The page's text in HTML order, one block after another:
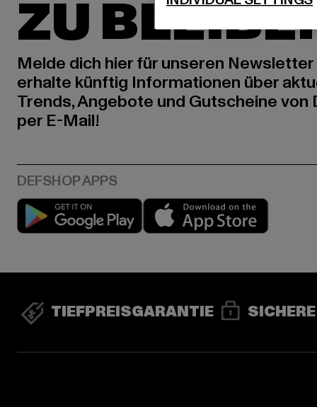
ZU
Melde dich hier für unseren Newsletter
erhalte künftig Informationen über
Trends, Angebote und Gutscheine von
per E-Mail!
Play market
TIEFPREISGARANTIE